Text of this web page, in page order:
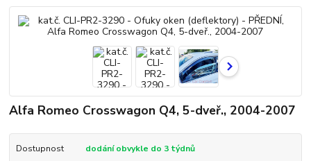
Alfa Romeo Crosswagon Q4, 5-dveř., 2004-2007
Dostupnost
dodání obvykle do 3 týdnů